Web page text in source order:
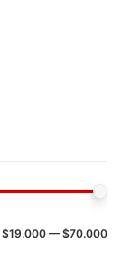
$19.000 — $70.000